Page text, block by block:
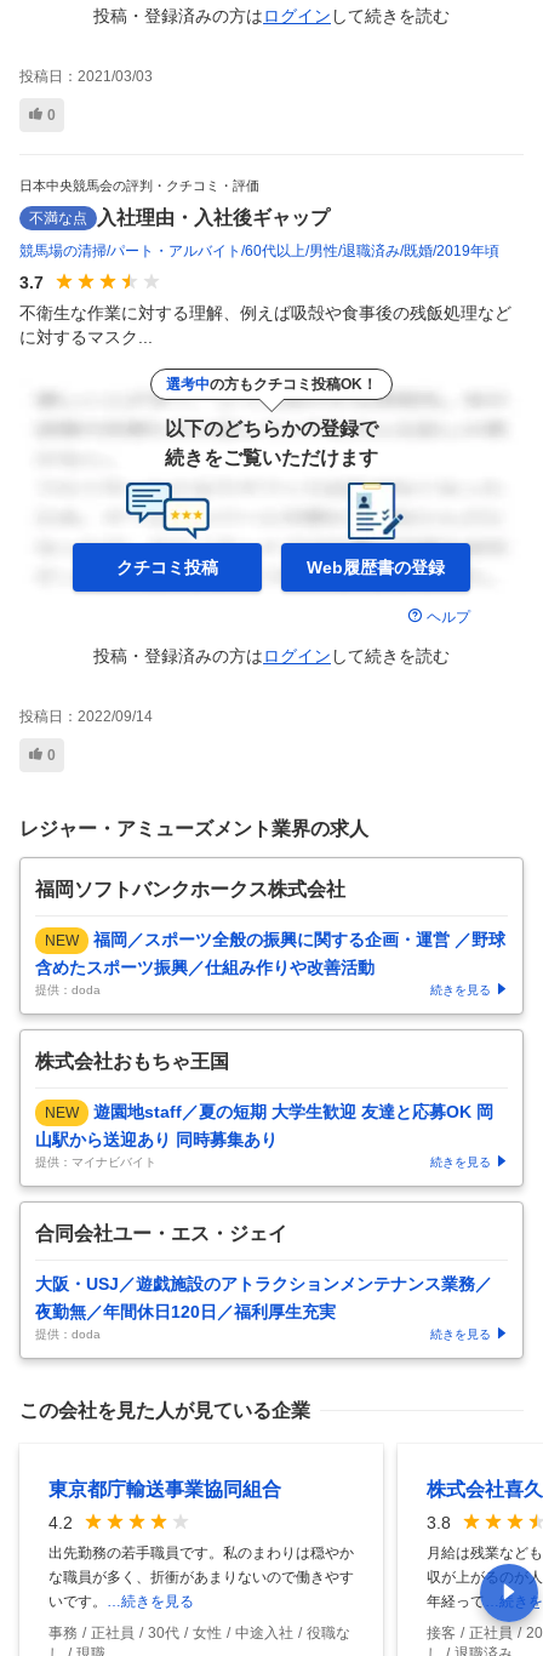
投稿・登録済みの方はログイン して続きを読む
投稿日： 2021/03/03
0
日本中央競馬会の評判・クチコミ・評価
不満な点 入社理由・入社後ギャップ
競馬場の清掃 パート・アルバイト 60代以上 男性 退職済み 既婚 2019年頃
3.7
不衛生な作業に対する理解、例えば吸殻や食事後の残飯処理など
に対するマスク...
選考中の方もクチコミ投稿OK！
以下のどちらかの登録で
続きをご覧いただけます
クチコミ投稿 Web履歴書の登録
ヘルプ
投稿・登録済みの方はログイン して続きを読む
投稿日： 2022/09/14
0
レジャー・アミューズメント業界の求人
福岡ソフトバンクホークス株式会社
NEW
福岡／スポーツ全般の振興に関する企画・運営 ／野球
含めたスポーツ振興／仕組み作りや改善活動
提供：doda 続きを見る
株式会社おもちゃ王国
NEW
遊園地staff／夏の短期 大学生歓迎 友達と応募OK 岡
山駅から送迎あり 同時募集あり
提供：マイナビバイト 続きを見る
合同会社ユー・エス・ジェイ
大阪・USJ／遊戯施設のアトラクションメンテナンス業務／
夜勤無／年間休日120日／福利厚生充実
提供：doda 続きを見る
この会社を見た人が見ている企業
東京都庁輸送事業協同組合
4.2
出先勤務の若手職員です。私のまわりは穏やか
な職員が多く、折衝があまりないので働きやす
いです。
…続きを見る
事務
正社員 30代 女性 中途入社
役職な
株式会社喜
3.8
月給は残業など
収が上がるのが
年経って
…続き
接客
正社員